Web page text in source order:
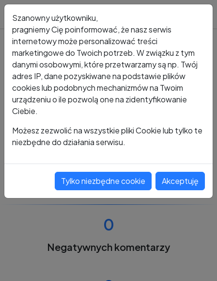
Kto dzwonił? Numer +48 536 540 323
+48 536 540 323
0
Negatywnych komentarzy
Szanowny użytkowniku,
pragniemy Cię poinformować, że nasz serwis
internetowy może personalizować treści
marketingowe do Twoich potrzeb. W związku z tym
danymi osobowymi, które przetwarzamy są np. Twój
adres IP, dane pozyskiwane na podstawie plików
cookies lub podobnych mechanizmów na Twoim
urządzeniu o ile pozwolą one na zidentyfikowanie
Ciebie.
Możesz zezwolić na wszystkie pliki Cookie lub tylko te
niezbędne do działania serwisu.
Tylko niezbędne cookie Akceptuję